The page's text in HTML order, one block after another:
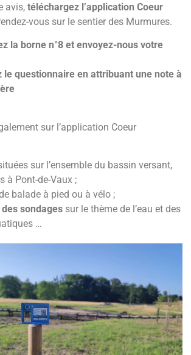
avis,téléchargez l’application Coeur
vous sur le sentier des Murmures.
la borne n°8 et envoyez-nous votre
le questionnaire en attribuant une note à
sur l’application Coeur
sur l’ensemble du bassin versant,
à Pont-de-Vaux ;
balade à pied ou à vélo ;
sondages sur le thème de l’eau et des
…